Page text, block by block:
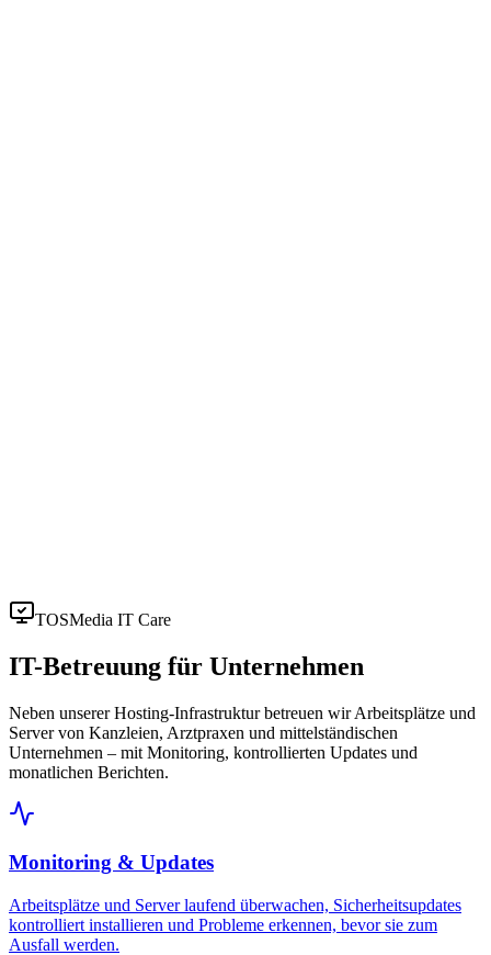
TOSMedia IT Care
IT-Betreuung für Unternehmen
Neben unserer Hosting-Infrastruktur betreuen wir Arbeitsplätze und
Server von Kanzleien, Arztpraxen und mittelständischen
Unternehmen – mit Monitoring, kontrollierten Updates und
monatlichen Berichten.
Monitoring & Updates
Arbeitsplätze und Server laufend überwachen, Sicherheitsupdates
kontrolliert installieren und Probleme erkennen, bevor sie zum
Ausfall werden.